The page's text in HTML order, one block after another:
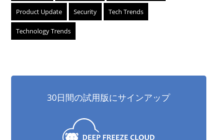
Product Update Security Tech Trends
Technology Trends
30日間の試用版にサインアップ